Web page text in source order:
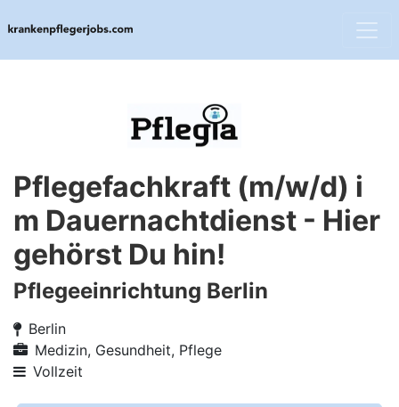
Pflegefachkraft (m/w/d) i
m Dauernachtdienst - Hier
gehörst Du hin!
Pflegeeinrichtung Berlin
Berlin
Medizin, Gesundheit, Pflege
Vollzeit